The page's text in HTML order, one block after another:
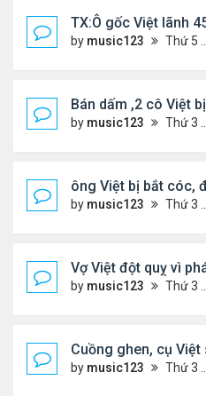
TX:Ô gốc Việt lãnh
by music123 Thứ 5 Tháng 4 30, 2026 6:28 pm
Bán dấm ,2 cô Việt
by music123 Thứ 3 Tháng 4 21, 2026 6:43 pm
ông Việt bị bắt cóc,
by music123 Thứ 3 Tháng 4 21, 2026 6:22 pm
Vợ Việt đột quỵ vì
by music123 Thứ 3 Tháng 4 21, 2026 6:17 pm
Cuồng ghen, cụ Việt
by music123 Thứ 3 Tháng 4 21, 2026 6:10 pm